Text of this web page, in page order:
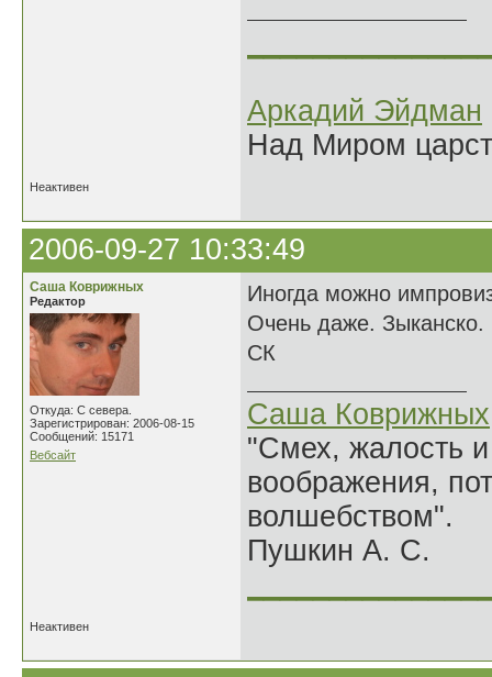
Аркадий Эйдман
Над Миром
Неактивен
2006-09-27 10:33:49
Саша Коврижных
Редактор
Откуда: С севера.
Зарегистрирован: 2006-08-15
Сообщений: 15171
Вебсайт
Иногда можно
Очень даже. Зыканско.
СК
Саша Коврижных
"Смех, жалость
воображения,
волшебством".
Пушкин А. С.
Неактивен